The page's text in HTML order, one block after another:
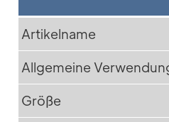
Artikelname
Allgemeine
Größe